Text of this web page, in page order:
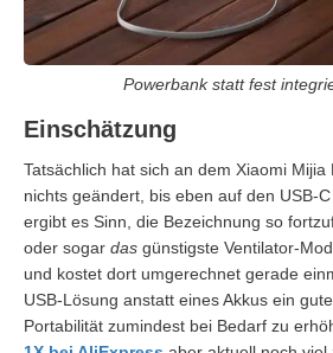
Powerbank statt fest
Einschätzung
Tatsächlich hat sich an dem Xiaomi Mijia
nichts geändert, bis eben auf den USB-
ergibt es Sinn, die Bezeichnung so
oder sogar das günstigste Ventilator-
und kostet dort umgerechnet gerade
USB-Lösung anstatt eines Akkus ein
Portabilität zumindest bei Bedarf zu